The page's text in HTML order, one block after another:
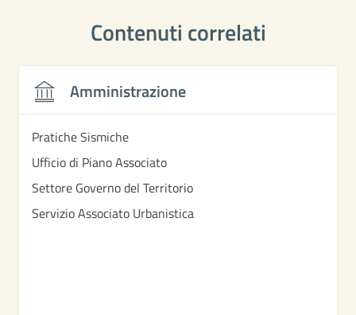
Contenuti correlati
Amministrazione
Pratiche Sismiche
Ufficio di Piano Associato
Settore Governo del Territorio
Servizio Associato Urbanistica